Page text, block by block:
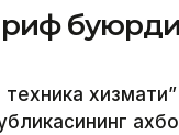
буюрди